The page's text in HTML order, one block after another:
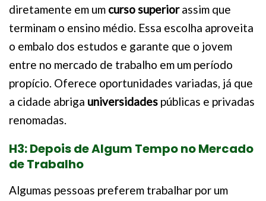
diretamente em um curso superiorassim que
terminam o ensino médio. Essa escolha aproveita
o embalo dos estudos e garante que o jovem
entre no mercado de trabalho em um período
propício. Oferece oportunidades variadas, já que
a cidade abriga universidades públicas e privadas
renomadas.
H3: Depois de Algum Tempo no Mercado
de Trabalho
Algumas pessoas preferem trabalhar por um